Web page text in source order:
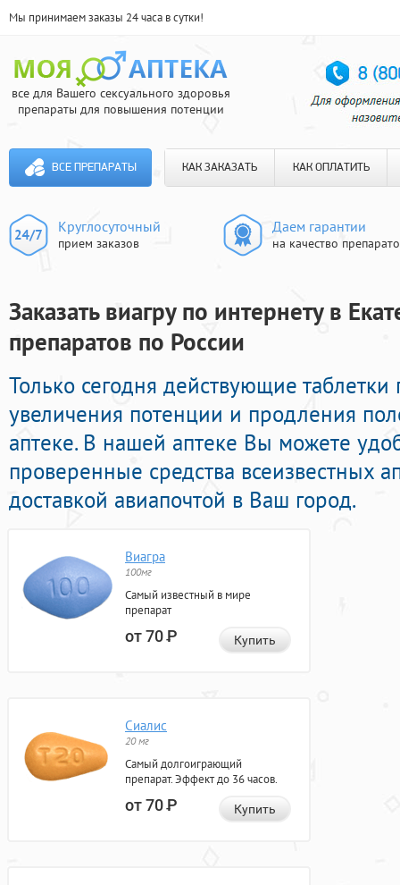
Мы принимаем заказы 24 часа в сутки!
все для Вашего сексуального здоровья
препараты для повышения потенции
ВСЕ ПРЕПАРАТЫ КАК ЗАКАЗАТЬ КАК ОПЛАТИТЬ
Круглосуточный
прием заказов
Даем гарантии
на качество
Заказать виагру по интернету в
препаратов по России
Только сегодня действующие
увеличения потенции и продления
аптеке. В нашей аптеке Вы можете
проверенные средства всеизвестных
доставкой авиапочтой в Ваш город.
Виагра
100мг
Самый известный в мире
препарат
от 70Р Купить
Сиалис
20 мг
Самый долгоиграющий
препарат. Эффект до 36 часов.
от 70Р Купить